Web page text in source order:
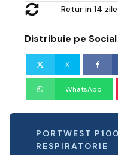
Retur in 14 zile
Distribuie pe
X
WhatsApp
PORTWEST
RESPIRATORIE